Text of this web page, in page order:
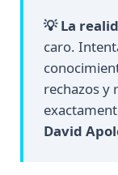
💡 La
caro.
rechazos y
David